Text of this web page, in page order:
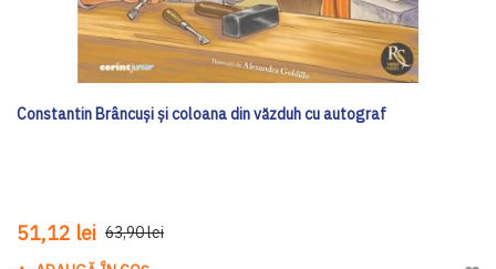
Constantin Brâncuși și coloana din văzduh cu autograf
51,12 lei 63,90 lei